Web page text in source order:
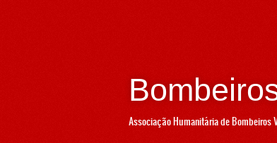
Associação Humanitária de Bombeiros